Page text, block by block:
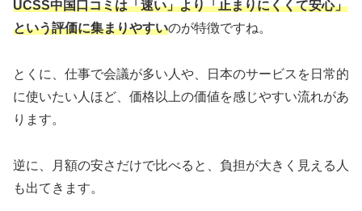
UCSS中国口コミは「速い」より「止まりにくくて安心」
という評価に集まりやすいのが特徴ですね。
とくに、仕事で会議が多い人や、日本のサービスを日常的
に使いたい人ほど、価格以上の価値を感じやすい流れがあ
ります。
逆に、月額の安さだけで比べると、負担が大きく見える人
も出てきます。